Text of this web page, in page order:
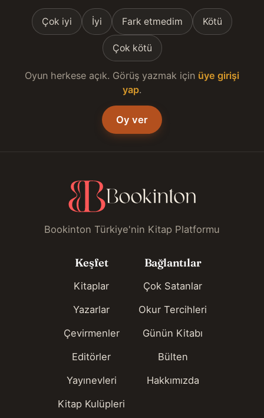
Çok iyi İyi Fark etmedim Kötü
Çok kötü
Oyun herkese açık. Görüş yazmak için üye girişi
yap.
Oy ver
Bookinton Türkiye'nin Kitap Platformu
Keşfet
Kitaplar
Yazarlar
Çevirmenler
Editörler
Yayınevleri
Kitap Kulüpleri
Bağlantılar
Çok Satanlar
Okur Tercihleri
Günün Kitabı
Bülten
Hakkımızda